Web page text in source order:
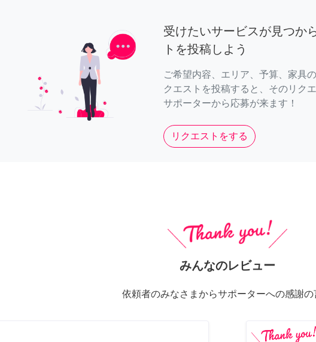
受けたいサービスが見つか
トを投稿しよう
ご希望内容、エリア、予算、家具
クエストを投稿すると、そのリク
サポーターから応募が来ます！
リクエストをする
みんなのレビュー
依頼者のみなさまからサポーターへの感謝の